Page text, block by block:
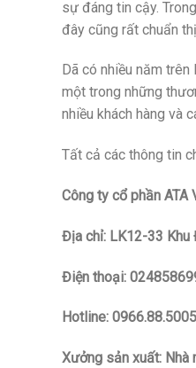
sự đáng tin cậy.
đây cũng rất chuẩn
Dã có nhiều năm
một trong những
nhiều khách hàng và
Tất cả các thông tin
Công ty cổ phần ATA
Địa chỉ: LK12-33
Điện thoại:
Hotline: 0966.88.5005
Xưởng sản xuất: Nhà